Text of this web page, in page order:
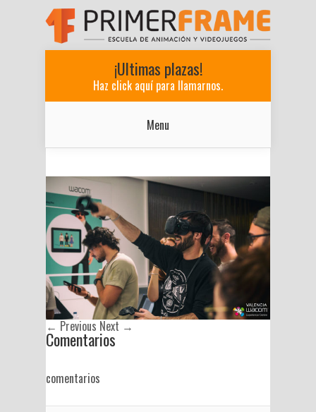
¡Ultimas plazas!
Haz click aquí para llamarnos.
Menu
← Previous Next →
Comentarios
comentarios